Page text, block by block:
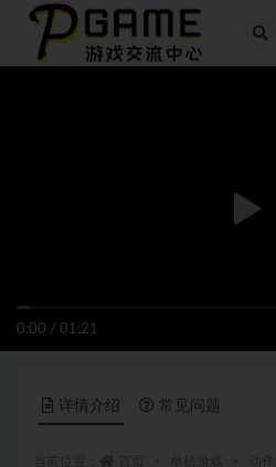
0:00 / 01:21
详情介绍 常见问题
全部